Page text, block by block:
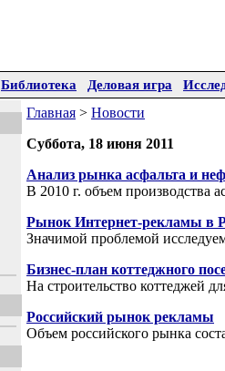
Библиотека Деловая игра
Главная > Новости
Суббота, 18 июня 2011
Анализ рынка асфальта и
В 2010 г. объем производства
Рынок Интернет-рекламы в
Значимой проблемой
Бизнес-план коттеджного
На строительство коттеджей
Российский рынок рекламы
Объем российского рынка